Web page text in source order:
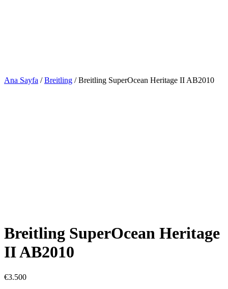
Ana Sayfa /Breitling / Breitling SuperOcean Heritage II AB2010
Breitling SuperOcean Heritage
II AB2010
€3.500